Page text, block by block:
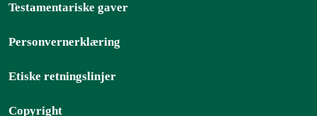
Testamentariske gaver
Personvernerklæring
Etiske retningslinjer
Copyright